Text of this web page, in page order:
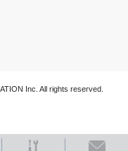
Inc. All rights reserved.